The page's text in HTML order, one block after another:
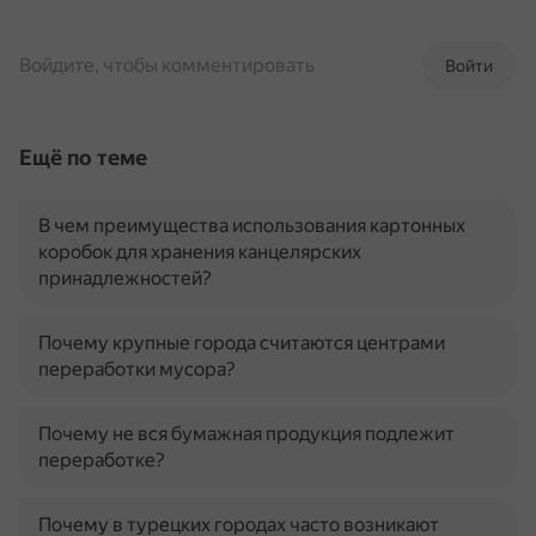
Войти
Войдите, чтобы комментировать
Ещё по теме
В чем преимущества использования картонных
коробок для хранения канцелярских
принадлежностей?
Почему крупные города считаются центрами
переработки мусора?
Почему не вся бумажная продукция подлежит
переработке?
Почему в турецких городах часто возникают